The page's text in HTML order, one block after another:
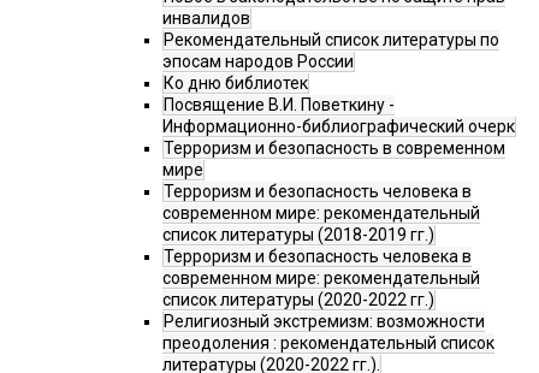
инвалидов
Рекомендательный список литературы по
эпосам народов России
Ко дню библиотек
Посвящение В.И. Поветкину -
Информационно-библиографический очерк
Терроризм и безопасность в современном
мире
Терроризм и безопасность человека в
современном мире: рекомендательный
список литературы (2018-2019 гг.)
Терроризм и безопасность человека в
современном мире: рекомендательный
список литературы (2020-2022 гг.)
Религиозный экстремизм: возможности
преодоления : рекомендательный список
литературы (2020-2022 гг.).